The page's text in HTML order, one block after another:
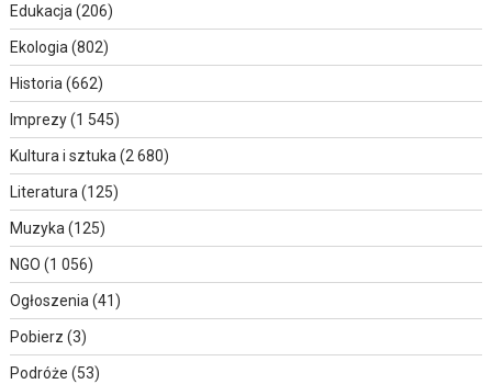
Edukacja (206)
Ekologia (802)
Historia (662)
Imprezy(1 545)
Kultura i sztuka (2 680)
Literatura (125)
Muzyka (125)
NGO (1 056)
Ogłoszenia (41)
Pobierz (3)
Podróże (53)